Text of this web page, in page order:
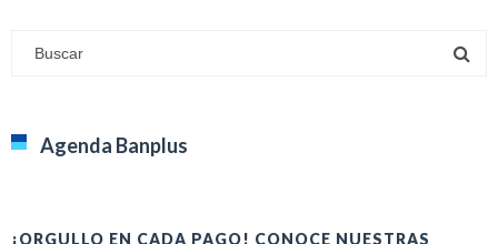
Agenda Banplus
¡ORGULLO EN CADA PAGO! CONOCE NUESTRAS